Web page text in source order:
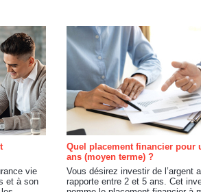
vie
et à son
Quel placement financier pour
ans (moyen terme) ?
Vous désirez investir de l’argent
rapporte entre 2 et 5 ans. Cet